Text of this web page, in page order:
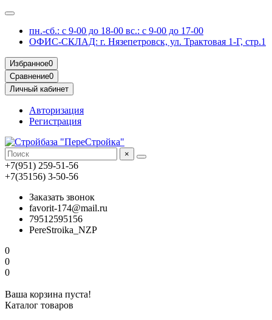
пн.-сб.: с 9-00 до 18-00 вс.: с 9-00 до 17-00
ОФИС-СКЛАД: г. Нязепетровск, ул. Трактовая 1-Г, стр.1
Избранное0
Сравнение0
Личный кабинет
Авторизация
Регистрация
×
+7(951) 259-51-56
+7(35156) 3-50-56
Заказать звонок
favorit-174@mail.ru
79512595156
PereStroika_NZP
0
0
0
Ваша корзина пуста!
Каталог товаров